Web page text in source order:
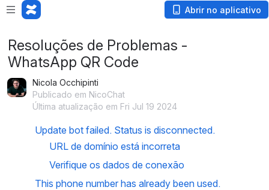
Abrir no aplicativo
Resoluções de Problemas -
WhatsApp QR Code
Nicola Occhipinti
Publicado em NicoChat
Última atualização em Fri Jul 19 2024
Update bot failed. Status is disconnected.
URL de domínio está incorreta
Verifique os dados de conexão
This phone number has already been used.